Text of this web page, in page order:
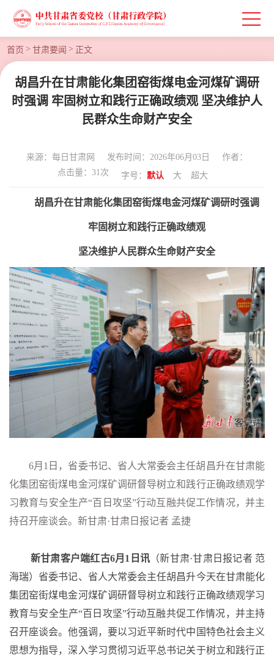
首页 > 甘肃要闻 > 正文
胡昌升在甘肃能化集团窑街煤电金河煤矿调研
时强调 牢固树立和践行正确政绩观 坚决维护人
民群众生命财产安全
来源：每日甘肃网 发布时间：2026年06月03日
作者：
点击量： 31次 字号： 默认 大 超大
胡昌升在甘肃能化集团窑街煤电金河煤矿调研时强调
牢固树立和践行正确政绩观
坚决维护人民群众生命财产安全
6月1日，省委书记、省人大常委会主任胡昌升在甘肃能
化集团窑街煤电金河煤矿调研督导树立和践行正确政绩观学
习教育与安全生产“百日攻坚”行动互融共促工作情况，并主
持召开座谈会。新甘肃·甘肃日报记者 孟捷
新甘肃客户端红古6月1日讯 （新甘肃·甘肃日报记者 范
海瑞）省委书记、省人大常委会主任胡昌升今天在甘肃能化
集团窑街煤电金河煤矿调研督导树立和践行正确政绩观学习
教育与安全生产“百日攻坚”行动互融共促工作情况，并主持
召开座谈会。他强调，要以习近平新时代中国特色社会主义
思想为指导，深入学习贯彻习近平总书记关于树立和践行正